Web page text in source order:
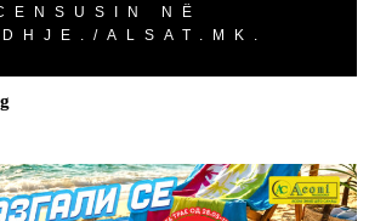
NË
ALSAT.MK.